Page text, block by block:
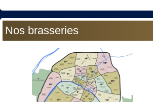
Nos brasseries